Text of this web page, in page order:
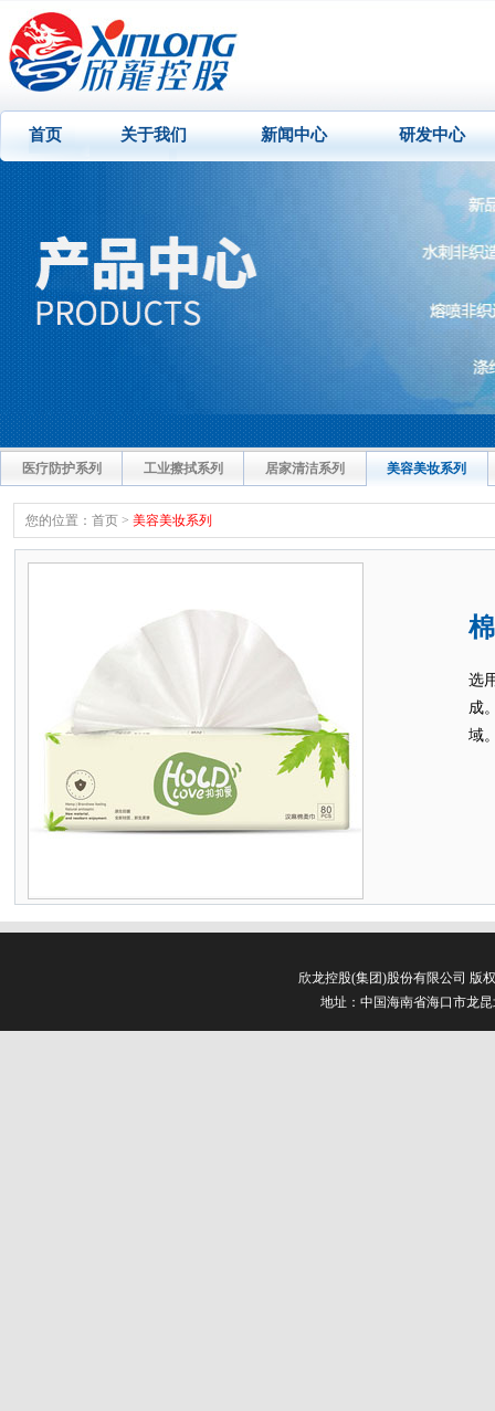
首页 关于我们 新闻中心 研发中心
医疗防护系列 工业擦拭系列 居家清洁系列 美容美妆系列
您的位置： 首页 > 美容美妆系列
选
成
域
欣龙控股(集团)股份有限公司
地址：中国海南省海口市龙